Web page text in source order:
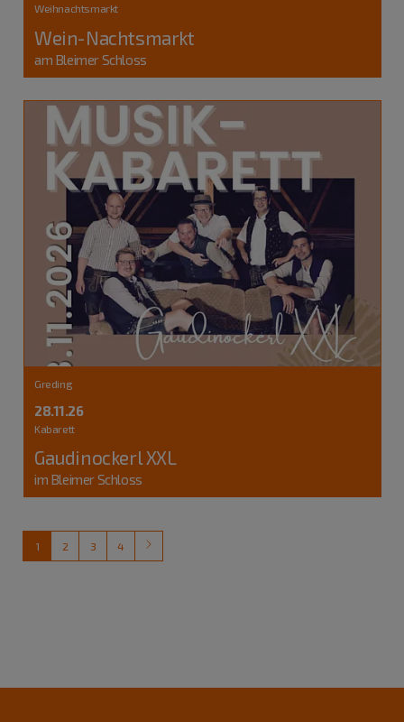
Weihnachtsmarkt
Wein-Nachtsmarkt
am Bleimer Schloss
Greding
28.11.26
Kabarett
Gaudinockerl XXL
im Bleimer Schloss
1 2 3 4